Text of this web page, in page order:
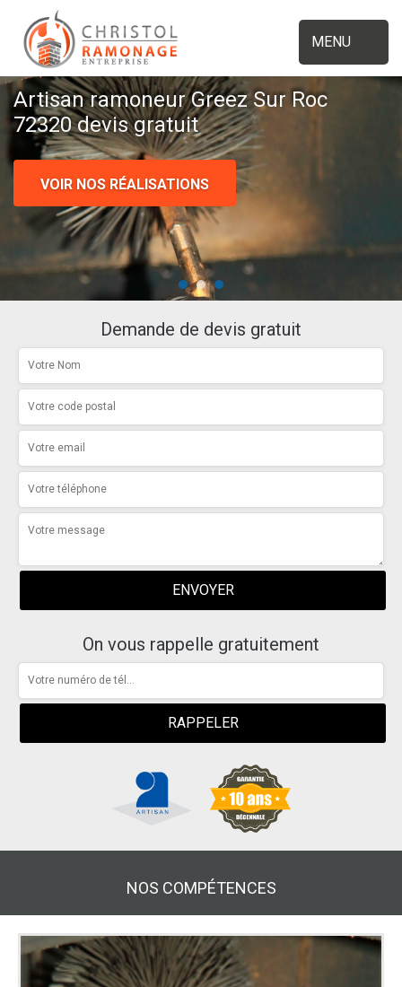
MENU
Artisan ramoneur Greez Sur Roc
72320 devis gratuit
VOIR NOS RÉALISATIONS
Demande de devis gratuit
On vous rappelle gratuitement
NOS COMPÉTENCES